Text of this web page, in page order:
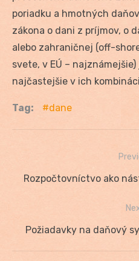
poriadku a hmotných
zákona o dani z príjmov, o
alebo zahraničnej (off-
svete, v EÚ –
najčastejšie v ich
Tag: dane
Navigácia
Previous
Rozpočtovníctvo ako
Next
Požiadavky na daňový